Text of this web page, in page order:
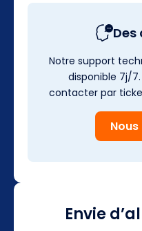
Des
Notre support
disponible 7j/7.
contacter par
Envie